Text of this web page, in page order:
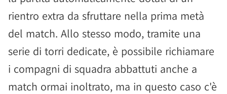
rientro extra da sfruttare nella prima metà
del match. Allo stesso modo, tramite una
serie di torri dedicate, è possibile richiamare
i compagni di squadra abbattuti anche a
match ormai inoltrato, ma in questo caso c'è